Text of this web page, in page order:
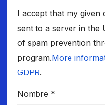
I accept that my given
sent to a server in the
of spam prevention
program.More
GDPR.
Nombre *